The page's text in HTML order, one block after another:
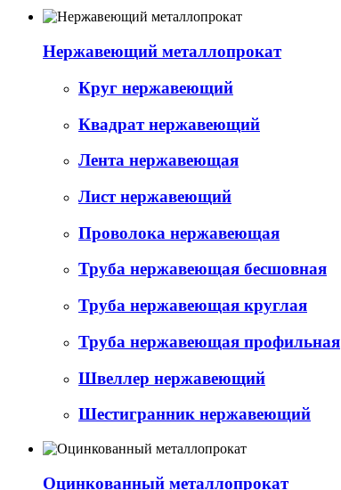
Нержавеющий металлопрокат
Круг нержавеющий
Квадрат нержавеющий
Лента нержавеющая
Лист нержавеющий
Проволока нержавеющая
Труба нержавеющая бесшовная
Труба нержавеющая круглая
Труба нержавеющая профильная
Швеллер нержавеющий
Шестигранник нержавеющий
Оцинкованный металлопрокат